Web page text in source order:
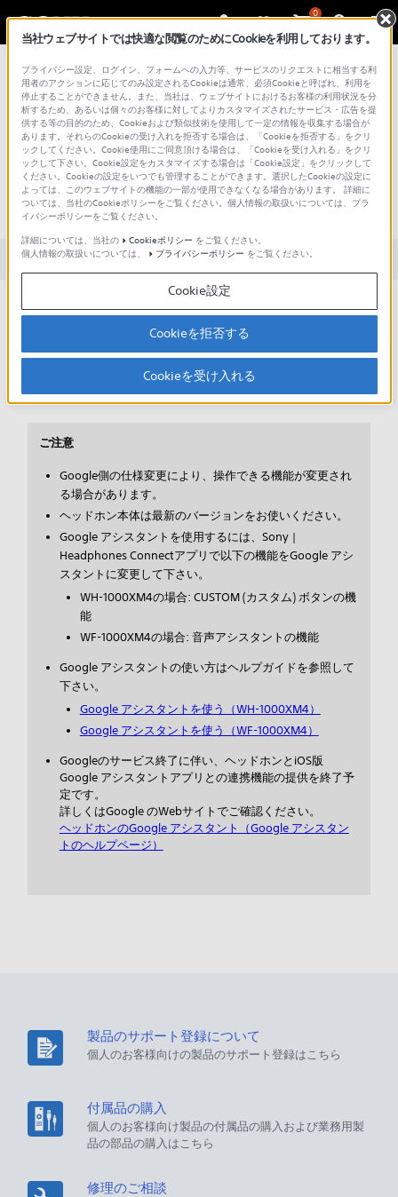
0
総合サポート・お問い合わせ
文書番号 : 00271321 / 最終更新日 : 2026/01/20
Google アシスタントを使って音声
で操作できる機能を知りたい
対象製品カテゴリー・製品
能は以下です。(2021年11月現在)
ノイズキャンセリング機能のオン/オフの切り替え
外音取り込み機能のオン/オフの切り替え
ヘッドホンの充電式電池の残量の読み上げ
ご注意
Google側の仕様変更により、操作できる機能が変更され
る場合があります。
ヘッドホン本体は最新のバージョンをお使いください。
Google アシスタントを使用するには、Sony |
Headphones Connectアプリで以下の機能をGoogle アシ
スタントに変更して下さい。
WH-1000XM4の場合: CUSTOM (カスタム) ボタンの機
能
WF-1000XM4の場合: 音声アシスタントの機能
Google アシスタントの使い方はヘルプガイドを参照して
下さい。
Google アシスタントを使う（WH-1000XM4）
Google アシスタントを使う（WF-1000XM4）
Googleのサービス終了に伴い、ヘッドホンとiOS版
Google アシスタントアプリとの連携機能の提供を終了予
定です。
詳しくはGoogle のWebサイトでご確認ください。
ヘッドホンのGoogle アシスタント（Google アシスタン
トのヘルプページ）
製品のサポート登録について
個人のお客様向けの製品のサポート登録はこちら
付属品の購入
個人のお客様向け製品の付属品の購入および業務用製
品の部品の購入はこちら
修理のご相談
当社ウェブサイトでは快適な閲覧のためにCookieを利用しております。
プライバシー設定、ログイン、フォームへの入力等、サービスのリクエストに相当する利
用者のアクションに応じてのみ設定されるCookieは通常、必須Cookieと呼ばれ、利用を
停止することができません。また、当社は、ウェブサイトにおけるお客様の利用状況を分
析するため、あるいは個々のお客様に対してよりカスタマイズされたサービス・広告を提
供する等の目的のため、Cookieおよび類似技術を使用して一定の情報を収集する場合が
あります。それらのCookieの受け入れを拒否する場合は、「Cookieを拒否する」をクリ
ックしてください。Cookie使用にご同意頂ける場合は、「Cookieを受け入れる」をクリ
ックして下さい。Cookie設定をカスタマイズする場合は「Cookie設定」をクリックして
ください。Cookieの設定をいつでも管理することができます。選択したCookieの設定に
よっては、このウェブサイトの機能の一部が使用できなくなる場合があります。 詳細に
ついては、当社のCookieポリシーをご覧ください。個人情報の取扱いについては、プラ
イバシーポリシーをご覧ください。
詳細については、当社の
Cookieポリシー をご覧ください。
個人情報の取扱いについては、
プライバシーポリシー をご覧ください。
Cookie設定
Cookieを拒否する
Cookieを受け入れる